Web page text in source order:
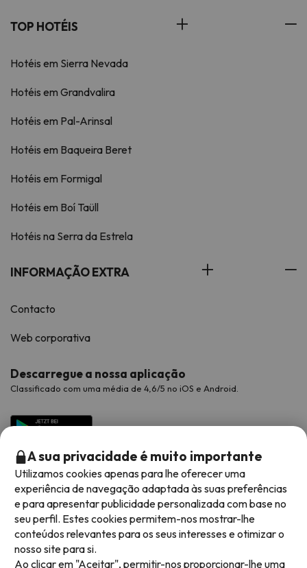
TOP HOTÉIS
Hotéis em Sierra Nevada
Hotéis em Grandvalira
Hotéis em Pal-Arinsal
Hotéis em Baqueira Beret
Hotéis em Formigal
Hotéis em Boí Taüll
Hotéis na Serra da Estrela
INFORMAÇÃO EXTRA
Contacto
Web corporativa
Descarregue a nossa aplicação
Classificado com uma média de 4,6/5 no iOS e Android.
Métodos de pagamento disponíveis
A sua privacidade é muito importante
Utilizamos cookies apenas para lhe oferecer uma
experiência de navegação adaptada às suas preferências
e para apresentar publicidade personalizada com base no
seu perfil. Estes cookies permitem-nos mostrar-lhe
conteúdos relevantes para os seus interesses e otimizar o
nosso site para si.
Ao clicar em "Aceitar", permitir-nos proporcionar-lhe uma